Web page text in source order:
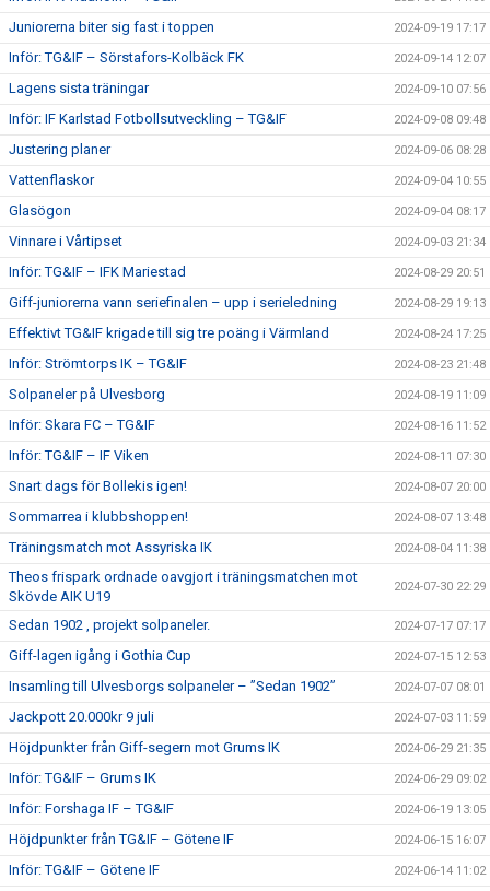
Juniorerna biter sig fast i toppen 2024-09-19 17:17
Inför: TG&IF – Sörstafors-Kolbäck FK 2024-09-14 12:07
Lagens sista träningar 2024-09-10 07:56
Inför: IF Karlstad Fotbollsutveckling – TG&IF 2024-09-08 09:48
Justering planer 2024-09-06 08:28
Vattenflaskor 2024-09-04 10:55
Glasögon 2024-09-04 08:17
Vinnare i Vårtipset 2024-09-03 21:34
Inför: TG&IF – IFK Mariestad 2024-08-29 20:51
Giff-juniorerna vann seriefinalen – upp i serieledning 2024-08-29 19:13
Effektivt TG&IF krigade till sig tre poäng i Värmland 2024-08-24 17:25
Inför: Strömtorps IK – TG&IF 2024-08-23 21:48
Solpaneler på Ulvesborg 2024-08-19 11:09
Inför: Skara FC – TG&IF 2024-08-16 11:52
Inför: TG&IF – IF Viken 2024-08-11 07:30
Snart dags för Bollekis igen! 2024-08-07 20:00
Sommarrea i klubbshoppen! 2024-08-07 13:48
Träningsmatch mot Assyriska IK 2024-08-04 11:38
Theos frispark ordnade oavgjort i träningsmatchen mot
Skövde AIK U19
2024-07-30 22:29
Sedan 1902 , projekt solpaneler. 2024-07-17 07:17
Giff-lagen igång i Gothia Cup 2024-07-15 12:53
Insamling till Ulvesborgs solpaneler – ”Sedan 1902” 2024-07-07 08:01
Jackpott 20.000kr 9 juli 2024-07-03 11:59
Höjdpunkter från Giff-segern mot Grums IK 2024-06-29 21:35
Inför: TG&IF – Grums IK 2024-06-29 09:02
Inför: Forshaga IF – TG&IF 2024-06-19 13:05
Höjdpunkter från TG&IF – Götene IF 2024-06-15 16:07
Inför: TG&IF – Götene IF 2024-06-14 11:02